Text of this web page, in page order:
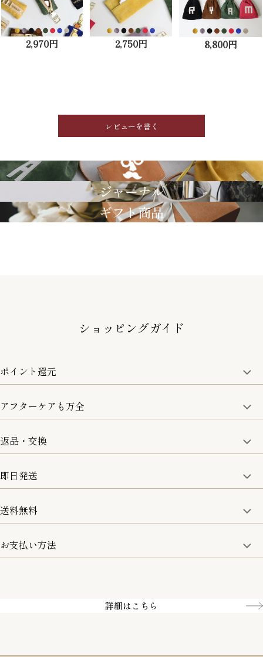
2,970円 2,750円 8,800円
レビューを書く
GRIMM LAB
ジャーナル
ギフト商品
ショッピングガイド
ポイント還元
商品金額の10%をポイント還元いたします。
アフターケアも万全
取り扱い商品はすべて正規品となります。
修理などのご相談に関しましては、責任を持って対応させてい
ただきます。
返品・交換
8日以内なら、返品・交換も可能です。
即日発送
15:00までのご注文は即日発送
お取寄せ商品を除く
送料無料
5,500円(税込)以上で全国送料無料となります。
お支払い方法
詳細はこちら